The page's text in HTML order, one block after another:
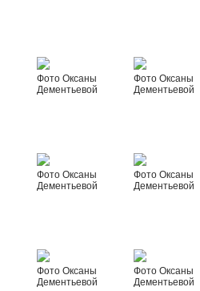
Фото Оксаны
Дементьевой
Фото Оксаны
Дементьевой
Фото Оксаны
Дементьевой
Фото Оксаны
Дементьевой
Фото Оксаны
Дементьевой
Фото Оксаны
Дементьевой